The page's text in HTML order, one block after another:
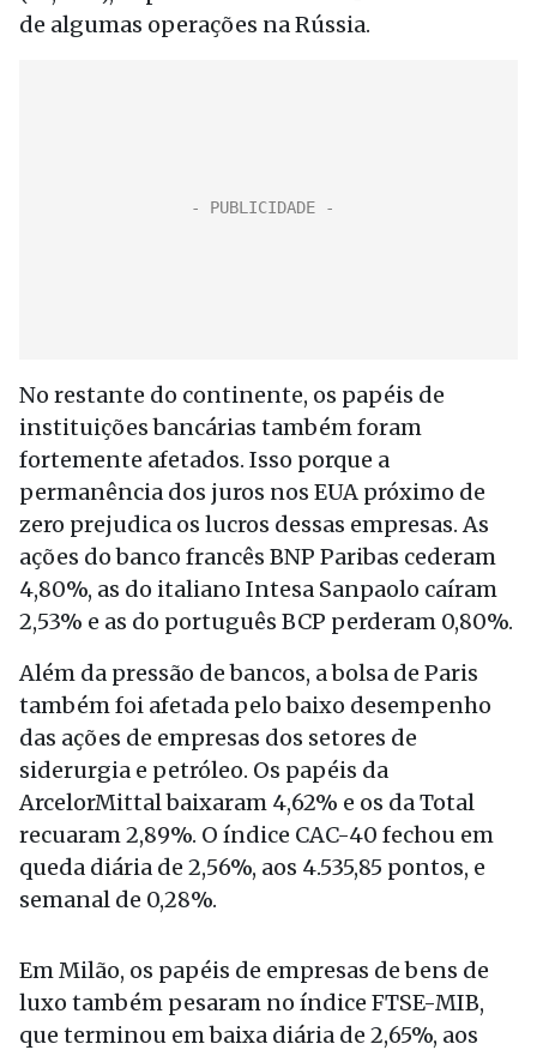
de algumas operações na Rússia.
No restante do continente, os papéis de
instituições bancárias também foram
fortemente afetados. Isso porque a
permanência dos juros nos EUA próximo de
zero prejudica os lucros dessas empresas. As
ações do banco francês BNP Paribas cederam
4,80%, as do italiano Intesa Sanpaolo caíram
2,53% e as do português BCP perderam 0,80%.
Além da pressão de bancos, a bolsa de Paris
também foi afetada pelo baixo desempenho
das ações de empresas dos setores de
siderurgia e petróleo. Os papéis da
ArcelorMittal baixaram 4,62% e os da Total
recuaram 2,89%. O índice CAC-40 fechou em
queda diária de 2,56%, aos 4.535,85 pontos, e
semanal de 0,28%.
Em Milão, os papéis de empresas de bens de
luxo também pesaram no índice FTSE-MIB,
que terminou em baixa diária de 2,65%, aos